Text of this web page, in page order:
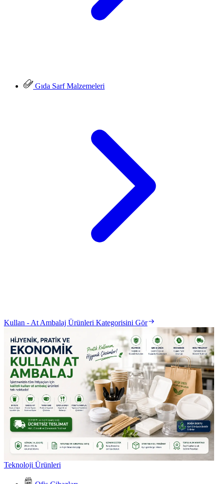
Gıda Sarf Malzemeleri
Kullan - At Ambalaj Ürünleri Kategorisini Gör
Teknoloji Ürünleri